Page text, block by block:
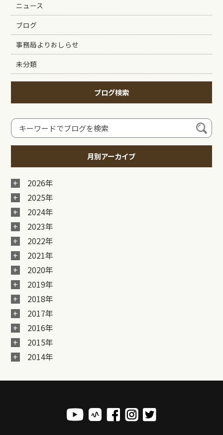
ニュース
ブログ
事務局よりおしらせ
未分類
ブログ検索
月別アーカイブ
2026年
2025年
2024年
2023年
2022年
2021年
2020年
2019年
2018年
2017年
2016年
2015年
2014年